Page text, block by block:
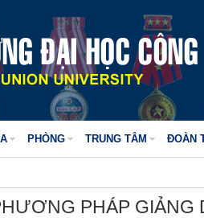
PHÒNG TRUNG TÂM ĐOÀN
PHÁP GIẢNG